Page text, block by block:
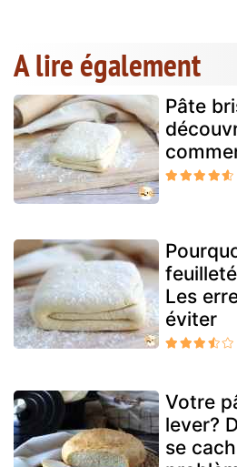
A lire également
Pâte
Les
éviter
Votre
lever?
se